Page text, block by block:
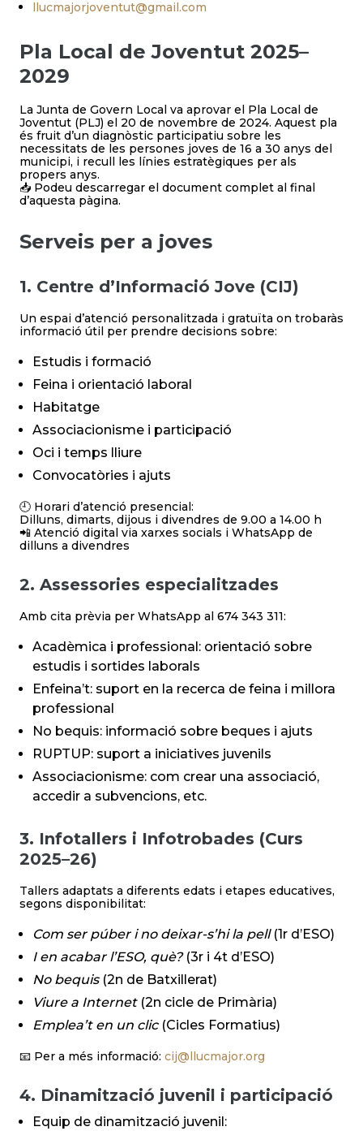
llucmajorjoventut@gmail.com
Pla Local de Joventut 2025–
2029
La Junta de Govern Local va aprovar el Pla Local de
Joventut (PLJ) el 20 de novembre de 2024. Aquest pla
és fruit d’un diagnòstic participatiu sobre les
necessitats de les persones joves de 16 a 30 anys del
municipi, i recull les línies estratègiques per als
propers anys.
📥 Podeu descarregar el document complet al final
d’aquesta pàgina.
Serveis per a joves
1. Centre d’Informació Jove (CIJ)
Un espai d’atenció personalitzada i gratuïta on trobaràs
informació útil per prendre decisions sobre:
Estudis i formació
Feina i orientació laboral
Habitatge
Associacionisme i participació
Oci i temps lliure
Convocatòries i ajuts
🕘 Horari d’atenció presencial:
Dilluns, dimarts, dijous i divendres de 9.00 a 14.00 h
📲 Atenció digital via xarxes socials i WhatsApp de
dilluns a divendres
2. Assessories especialitzades
Amb cita prèvia per WhatsApp al 674 343 311:
Acadèmica i professional: orientació sobre
estudis i sortides laborals
Enfeina’t: suport en la recerca de feina i millora
professional
No bequis: informació sobre beques i ajuts
RUPTUP: suport a iniciatives juvenils
Associacionisme: com crear una associació,
accedir a subvencions, etc.
3. Infotallers i Infotrobades (Curs
2025–26)
Tallers adaptats a diferents edats i etapes educatives,
segons disponibilitat:
Com ser púber i no deixar-s’hi la pell(1r d’ESO)
I en acabar l’ESO, què?(3r i 4t d’ESO)
No bequis(2n de Batxillerat)
Viure a Internet(2n cicle de Primària)
Emplea’t en un clic(Cicles Formatius)
📧 Per a més informació: cij@llucmajor.org
4. Dinamització juvenil i participació
Equip de dinamització juvenil: